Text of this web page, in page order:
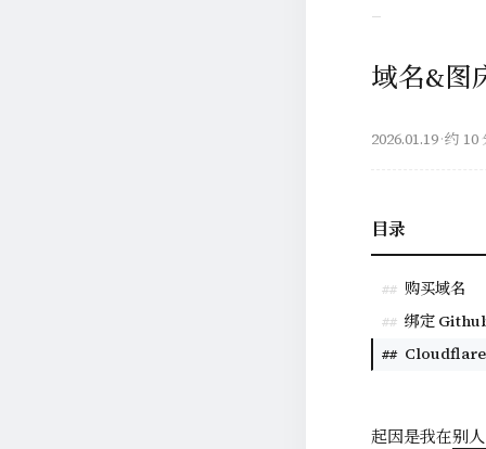
–
域名&图
2026.01.19·约 10
起因是我在别
目录
## 购买域名
## 绑定
## Cloudflare